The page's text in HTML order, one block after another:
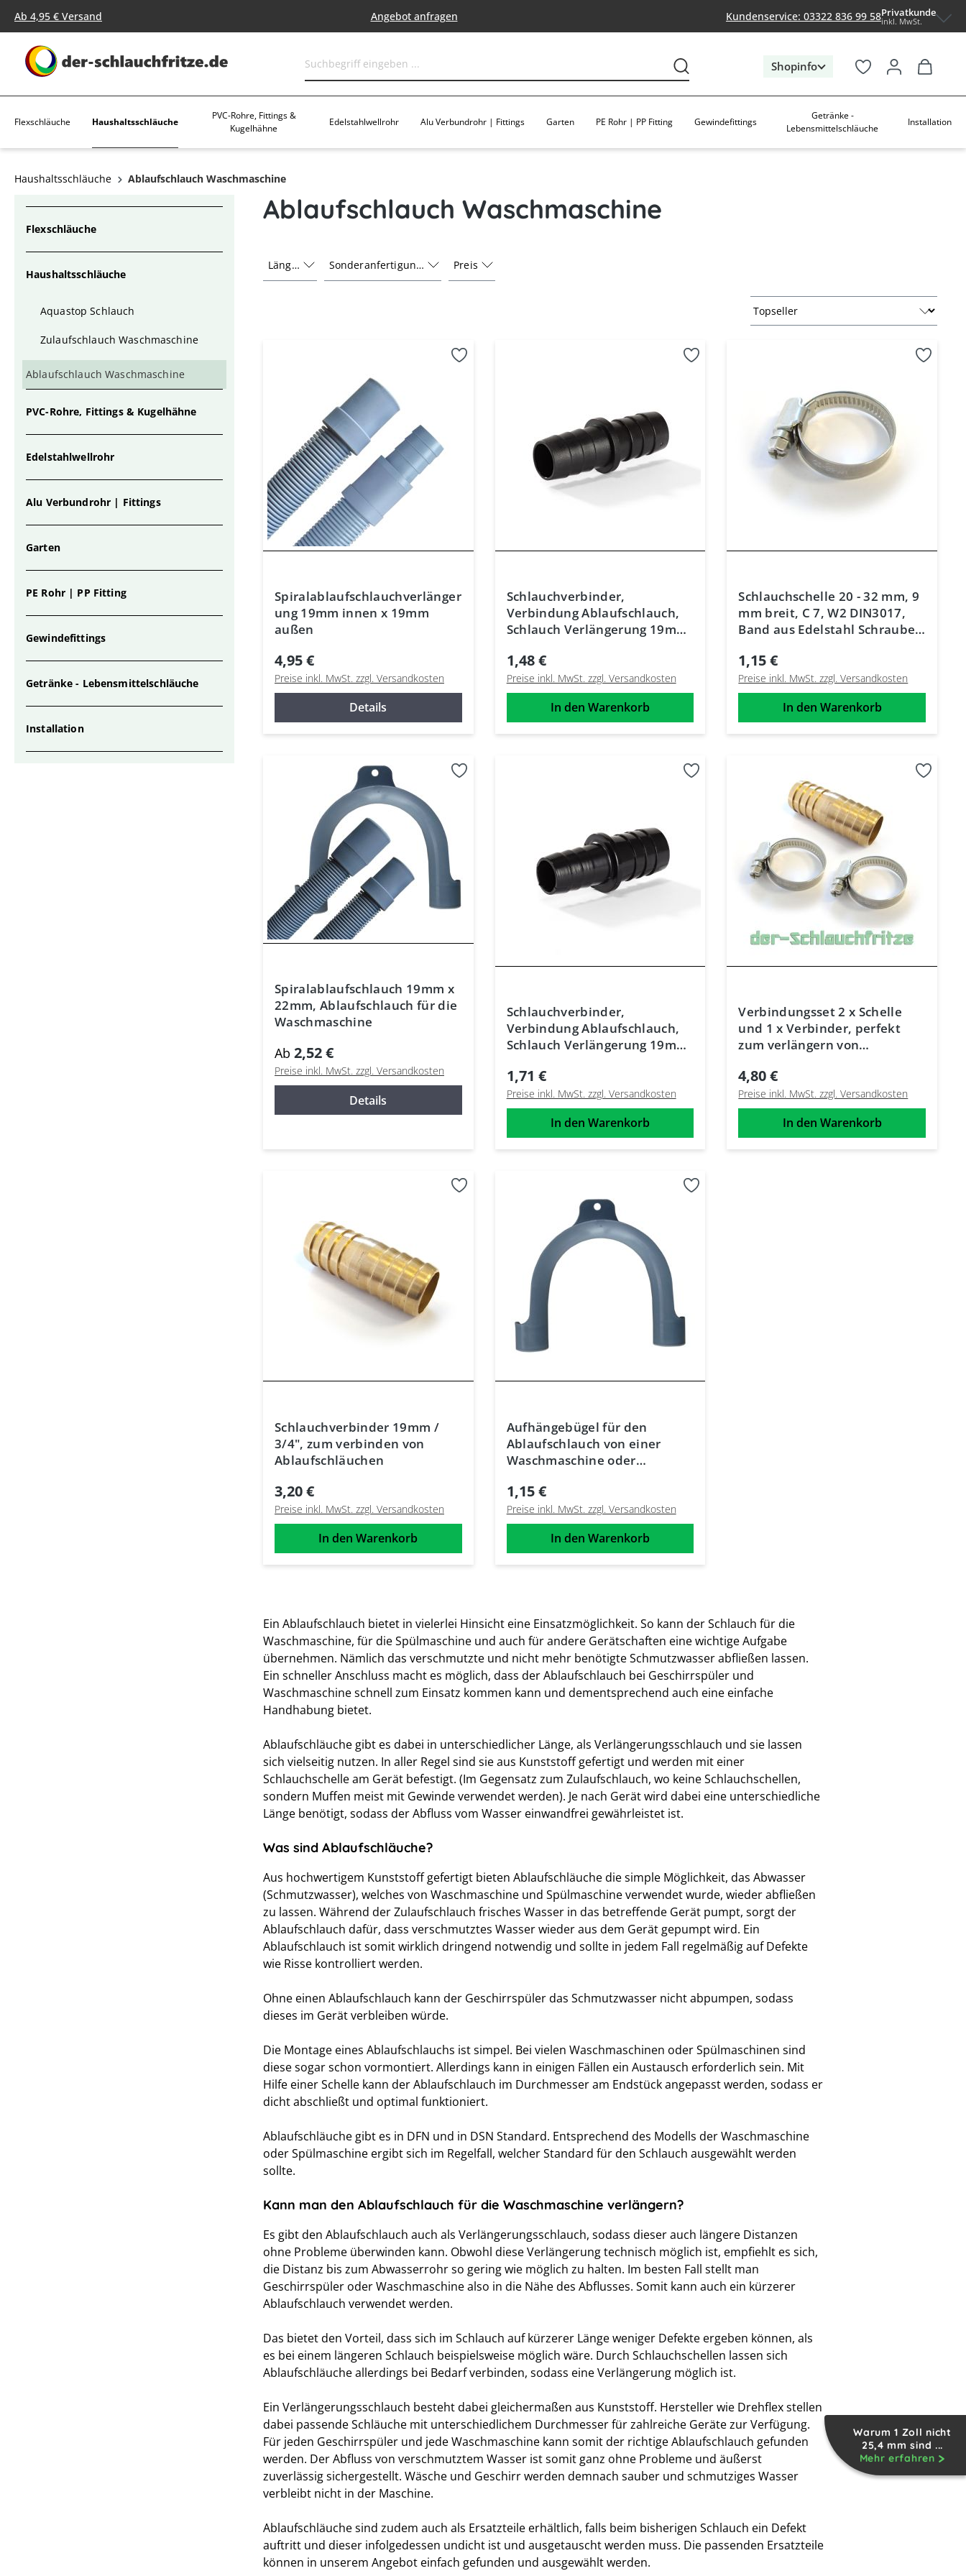
Zur Hauptnavigation springen
Ab 4,95 € Versand Angebot anfragen Kundenservice: 03322 836 99 58Privatkunde
inkl. MwSt.
Shopinfo
Flexschläuche Haushaltsschläuche
PVC-Rohre, Fittings &
Kugelhähne
Edelstahlwellrohr Alu Verbundrohr | Fittings Garten PE Rohr | PP Fitting Gewindefittings
Getränke -
Lebensmittelschläuche
Installation
Warum 1 Zoll nicht
25,4 mm sind ...
Mehr erfahren
Haushaltsschläuche Ablaufschlauch Waschmaschine
Flexschläuche
Haushaltsschläuche
Aquastop Schlauch
Zulaufschlauch Waschmaschine
Ablaufschlauch Waschmaschine
PVC-Rohre, Fittings & Kugelhähne
Edelstahlwellrohr
Alu Verbundrohr | Fittings
Garten
PE Rohr | PP Fitting
Gewindefittings
Getränke - Lebensmittelschläuche
Installation
Ablaufschlauch Waschmaschine
Länge Sonderanfertigung Preis
Spiralablaufschlauchverlänger
ung 19mm innen x 19mm
außen
4,95 €
Preise inkl. MwSt. zzgl. Versandkosten
Details
Schlauchverbinder,
Verbindung Ablaufschlauch,
Schlauch Verlängerung 19mm-
1,48 €
Preise inkl. MwSt. zzgl. Versandkosten
In den Warenkorb
Schlauchschelle 20 - 32 mm, 9
mm breit, C 7, W2 DIN3017,
Band aus Edelstahl Schraube
1,15 €
Preise inkl. MwSt. zzgl. Versandkosten
In den Warenkorb
Spiralablaufschlauch 19mm x
22mm, Ablaufschlauch für die
Waschmaschine
Ab 2,52 €
Preise inkl. MwSt. zzgl. Versandkosten
Details
Schlauchverbinder,
Verbindung Ablaufschlauch,
Schlauch Verlängerung 19mm-
1,71 €
Preise inkl. MwSt. zzgl. Versandkosten
In den Warenkorb
Verbindungsset 2 x Schelle
und 1 x Verbinder, perfekt
zum verlängern von
4,80 €
Preise inkl. MwSt. zzgl. Versandkosten
In den Warenkorb
Schlauchverbinder 19mm /
3/4", zum verbinden von
Ablaufschläuchen
3,20 €
Preise inkl. MwSt. zzgl. Versandkosten
In den Warenkorb
Aufhängebügel für den
Ablaufschlauch von einer
Waschmaschine oder
1,15 €
Preise inkl. MwSt. zzgl. Versandkosten
In den Warenkorb
Ein Ablaufschlauch bietet in vielerlei Hinsicht eine Einsatzmöglichkeit. So kann der Schlauch für die
Waschmaschine, für die Spülmaschine und auch für andere Gerätschaften eine wichtige Aufgabe
übernehmen. Nämlich das verschmutzte und nicht mehr benötigte Schmutzwasser abfließen lassen.
Ein schneller Anschluss macht es möglich, dass der Ablaufschlauch bei Geschirrspüler und
Waschmaschine schnell zum Einsatz kommen kann und dementsprechend auch eine einfache
Handhabung bietet.
Ablaufschläuche gibt es dabei in unterschiedlicher Länge, als Verlängerungsschlauch und sie lassen
sich vielseitig nutzen. In aller Regel sind sie aus Kunststoff gefertigt und werden mit einer
Schlauchschelle am Gerät befestigt. (Im Gegensatz zum Zulaufschlauch, wo keine Schlauchschellen,
sondern Muffen meist mit Gewinde verwendet werden). Je nach Gerät wird dabei eine unterschiedliche
Länge benötigt, sodass der Abfluss vom Wasser einwandfrei gewährleistet ist.
Was sind Ablaufschläuche?
Aus hochwertigem Kunststoff gefertigt bieten Ablaufschläuche die simple Möglichkeit, das Abwasser
(Schmutzwasser), welches von Waschmaschine und Spülmaschine verwendet wurde, wieder abfließen
zu lassen. Während der Zulaufschlauch frisches Wasser in das betreffende Gerät pumpt, sorgt der
Ablaufschlauch dafür, dass verschmutztes Wasser wieder aus dem Gerät gepumpt wird. Ein
Ablaufschlauch ist somit wirklich dringend notwendig und sollte in jedem Fall regelmäßig auf Defekte
wie Risse kontrolliert werden.
Ohne einen Ablaufschlauch kann der Geschirrspüler das Schmutzwasser nicht abpumpen, sodass
dieses im Gerät verbleiben würde.
Die Montage eines Ablaufschlauchs ist simpel. Bei vielen Waschmaschinen oder Spülmaschinen sind
diese sogar schon vormontiert. Allerdings kann in einigen Fällen ein Austausch erforderlich sein. Mit
Hilfe einer Schelle kann der Ablaufschlauch im Durchmesser am Endstück angepasst werden, sodass er
dicht abschließt und optimal funktioniert.
Ablaufschläuche gibt es in DFN und in DSN Standard. Entsprechend des Modells der Waschmaschine
oder Spülmaschine ergibt sich im Regelfall, welcher Standard für den Schlauch ausgewählt werden
sollte.
Kann man den Ablaufschlauch für die Waschmaschine verlängern?
Es gibt den Ablaufschlauch auch als Verlängerungsschlauch, sodass dieser auch längere Distanzen
ohne Probleme überwinden kann. Obwohl diese Verlängerung technisch möglich ist, empfiehlt es sich,
die Distanz bis zum Abwasserrohr so gering wie möglich zu halten. Im besten Fall stellt man
Geschirrspüler oder Waschmaschine also in die Nähe des Abflusses. Somit kann auch ein kürzerer
Ablaufschlauch verwendet werden.
Das bietet den Vorteil, dass sich im Schlauch auf kürzerer Länge weniger Defekte ergeben können, als
es bei einem längeren Schlauch beispielsweise möglich wäre. Durch Schlauchschellen lassen sich
Ablaufschläuche allerdings bei Bedarf verbinden, sodass eine Verlängerung möglich ist.
Ein Verlängerungsschlauch besteht dabei gleichermaßen aus Kunststoff. Hersteller wie Drehflex stellen
dabei passende Schläuche mit unterschiedlichem Durchmesser für zahlreiche Geräte zur Verfügung.
Für jeden Geschirrspüler und jede Waschmaschine kann somit der richtige Ablaufschlauch gefunden
werden. Der Abfluss von verschmutztem Wasser ist somit ganz ohne Probleme und äußerst
zuverlässig sichergestellt. Wäsche und Geschirr werden demnach sauber und schmutziges Wasser
verbleibt nicht in der Maschine.
Ablaufschläuche sind zudem auch als Ersatzteile erhältlich, falls beim bisherigen Schlauch ein Defekt
auftritt und dieser infolgedessen undicht ist und ausgetauscht werden muss. Die passenden Ersatzteile
können in unserem Angebot einfach gefunden und ausgewählt werden.